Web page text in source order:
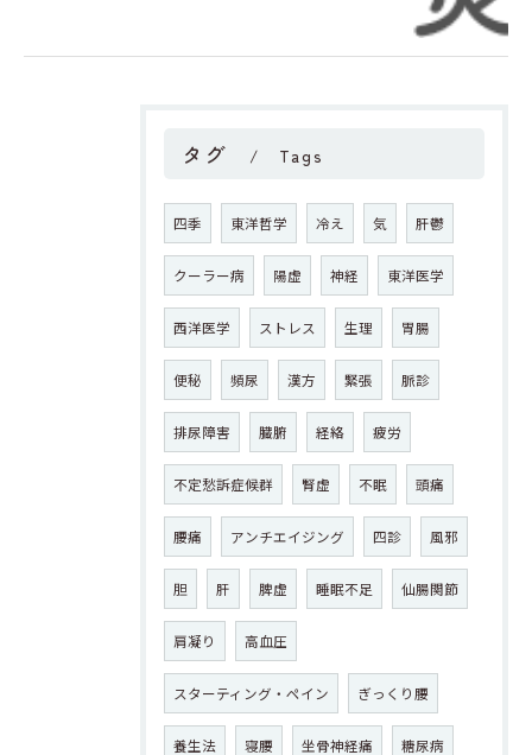
タグ Tags
四季 東洋哲学 冷え 気 肝鬱
クーラー病 陽虚 神経 東洋医学
西洋医学 ストレス 生理 胃腸
便秘 頻尿 漢方 緊張 脈診
排尿障害 臓腑 経絡 疲労
不定愁訴症候群 腎虚 不眠 頭痛
腰痛 アンチエイジング 四診 風邪
胆 肝 脾虚 睡眠不足 仙腸関節
肩凝り 高血圧
スターティング・ペイン ぎっくり腰
養生法 寝腰 坐骨神経痛 糖尿病